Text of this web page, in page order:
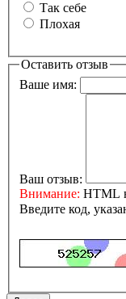
Так себе
Плохая
Оставить отзыв
Ваше имя:
Ваш отзыв:
Внимание: HTML
Введите код,